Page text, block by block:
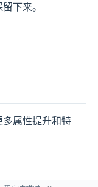
下来。
多属性提升和特